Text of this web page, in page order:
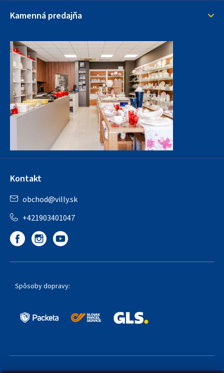
Kamenná predajňa
Kontakt
obchod@villy.sk
+421903401047
Spôsoby dopravy: